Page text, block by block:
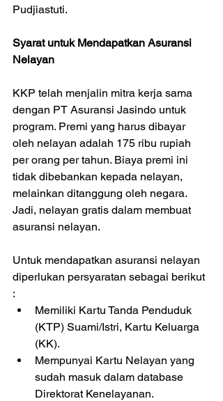
Pudjiastuti.
Syarat untuk Mendapatkan Asuransi
Nelayan
KKP telah menjalin mitra kerja sama
dengan PT Asuransi Jasindo untuk
program. Premi yang harus dibayar
oleh nelayan adalah 175 ribu rupiah
per orang per tahun. Biaya premi ini
tidak dibebankan kepada nelayan,
melainkan ditanggung oleh negara.
Jadi, nelayan gratis dalam membuat
asuransi nelayan.
Untuk mendapatkan asuransi nelayan
diperlukan persyaratan sebagai berikut
:
Memiliki Kartu Tanda Penduduk
(KTP) Suami/Istri, Kartu Keluarga
(KK).
Mempunyai Kartu Nelayan yang
sudah masuk dalam database
Direktorat Kenelayanan.